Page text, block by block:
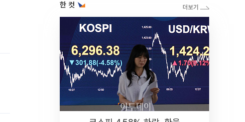
한 컷